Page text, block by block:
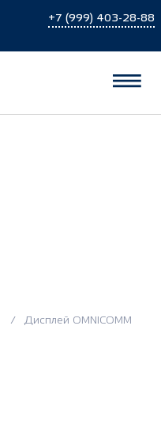
+7 (999) 403-28-88
Дисплей OMNICOMM